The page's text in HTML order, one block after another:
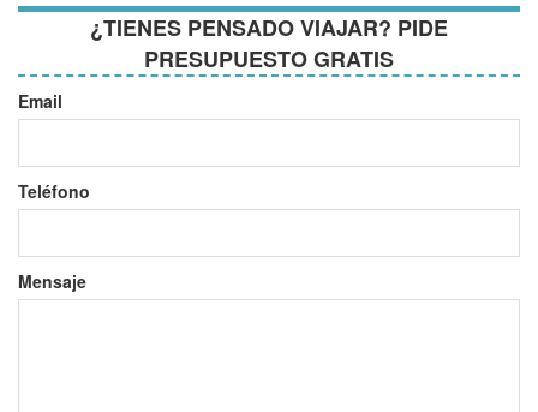
¿TIENES PENSADO VIAJAR? PIDE
PRESUPUESTO GRATIS
Email
Teléfono
Mensaje